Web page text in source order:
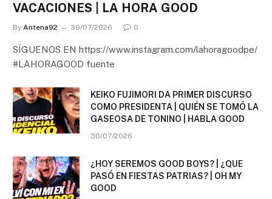
VACACIONES | LA HORA GOOD
By Antena92 30/07/2026 0
SÍGUENOS EN https://www.instagram.com/lahoragoodpe/
#LAHORAGOOD fuente
KEIKO FUJIMORI DA PRIMER DISCURSO
COMO PRESIDENTA | QUIÉN SE TOMÓ LA
GASEOSA DE TONINO | HABLA GOOD
30/07/2026
¿HOY SEREMOS GOOD BOYS? | ¿QUE
PASÓ EN FIESTAS PATRIAS? | OH MY
GOOD